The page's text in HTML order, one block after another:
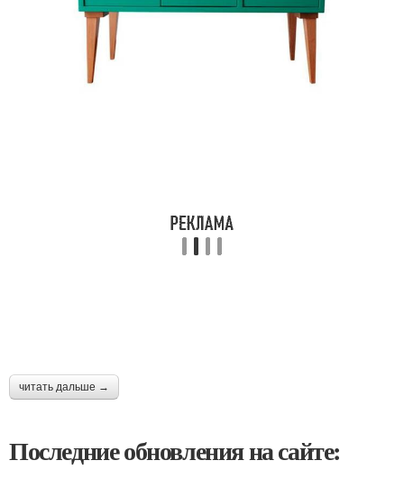
читать дальше →
Последние обновления на сайте: